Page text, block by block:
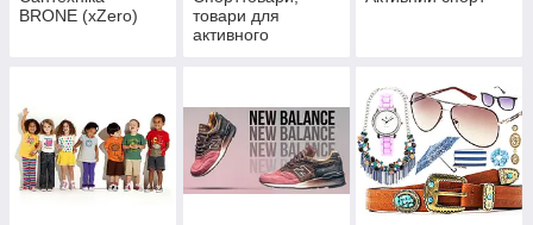
BRONE (xZero)
товари для
активного